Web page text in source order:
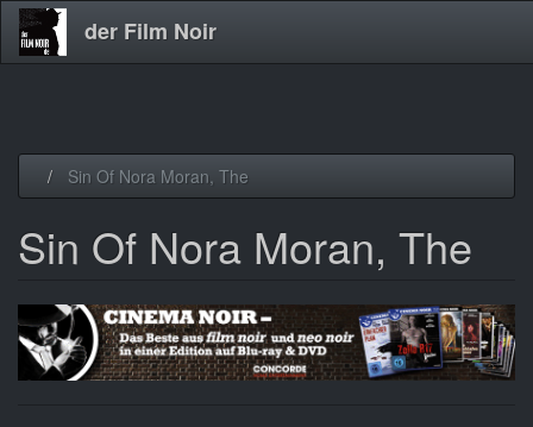
der Film Noir
Sin Of Nora Moran, The
Sin Of Nora Moran, The